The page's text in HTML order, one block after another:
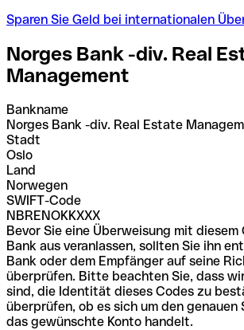
Sparen Sie Geld bei internationalen
Norges Bank -div. Real
Management
Bankname
Norges Bank -div. Real Estate
Stadt
Oslo
Land
Norwegen
SWIFT-Code
NBRENOKKXXX
Bevor Sie eine Überweisung mit diesem
Bank aus veranlassen, sollten Sie ihn
Bank oder dem Empfänger auf seine
überprüfen. Bitte beachten Sie, dass
sind, die Identität dieses Codes zu
überprüfen, ob es sich um den genauen
das gewünschte Konto handelt.